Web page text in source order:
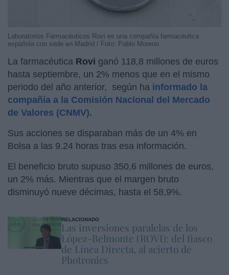
Laboratorios Farmacéuticos Rovi es una compañía farmacéutica
española con sede en Madrid / Foto: Pablo Moreno
La farmacéutica Rovi ganó 118,8 millones de euros
hasta septiembre, un 2% menos que en el mismo
periodo del año anterior, según ha informado la
compañía a la Comisión Nacional del Mercado
de Valores (CNMV).
Sus acciones se disparaban más de un 4% en
Bolsa a las 9.24 horas tras esa información.
El beneficio bruto supuso 350,6 millones de euros,
un 2% más. Mientras que el margen bruto
disminuyó nueve décimas, hasta el 58,9%.
RELACIONADO
Las inversiones paralelas de los
López-Belmonte (ROVI): del fiasco
de Línea Directa, al acierto de
Photronics